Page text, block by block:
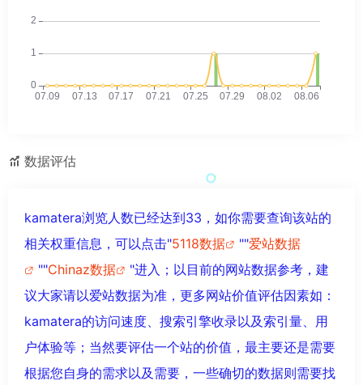
数据评估
kamatera浏览人数已经达到33，如你需要查询该站的
相关权重信息，可以点击"5118数据 ""爱站数据
""Chinaz数据
"进入；以目前的网站数据参考，建
议大家请以爱站数据为准，更多网站价值评估因素如：
kamatera的访问速度、搜索引擎收录以及索引量、用
户体验等；当然要评估一个站的价值，最主要还是需要
根据您自身的需求以及需要，一些确切的数据则需要找